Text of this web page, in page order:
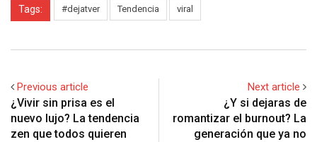
Tags: #dejatver Tendencia viral
Previous article
¿Vivir sin prisa es el
nuevo lujo? La tendencia
zen que todos quieren
Next article
¿Y si dejaras de
romantizar el burnout? La
generación que ya no